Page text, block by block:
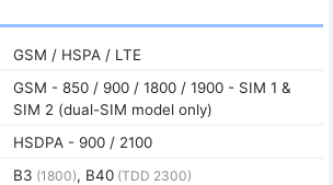
GSM / HSPA / LTE
GSM - 850 / 900 / 1800 / 1900 - SIM 1 &
SIM 2 (dual-SIM model only)
HSDPA - 900 / 2100
B3 (1800), B40(TDD 2300)